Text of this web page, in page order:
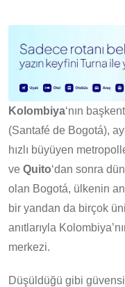
Kolombiya‘nın
(Santafé de Bogotá),
hızlı büyüyen
ve Quito‘dan sonra
olan Bogotá, ülkenin
bir yandan da birçok
anıtlarıyla
merkezi.
Düşüldüğü gibi